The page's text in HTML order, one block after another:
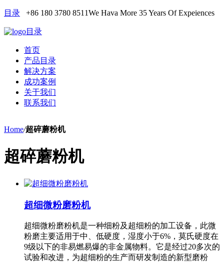
目录 +86 180 3780 8511We Hava More 35 Years Of Expeiences
目录
首页
产品目录
解决方案
成功案例
关于我们
联系我们
Home/超碎蘑粉机
超碎蘑粉机
超细微粉磨粉机
超细微粉磨粉机是一种细粉及超细粉的加工设备，此微
粉磨主要适用于中、低硬度，湿度小于6%，莫氏硬度在
9级以下的非易燃易爆的非金属物料。它是经过20多次的
试验和改进，为超细粉的生产而研发制造的新型磨粉